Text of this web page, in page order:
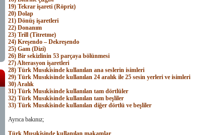
19) Tekrar işareti (Röpriz)
20) Dolap
21) Dönüş işaretleri
22) Donanım
23) Trill (Titretme)
24) Kreşendo – Dekreşendo
25) Gam (Dizi)
26) Bir sekizlinin 53 parçaya bölünmesi
27) Alterasyon işaretleri
28) Türk Musıkîsinde kullanılan ana seslerin isimleri
29) Türk Musıkisinde kullanılan 24 aralık ile 25 sesin yerleri ve isimleri
30) Aralık
31) Türk Musıkîsinde kullanılan tam dörtlüler
32) Türk Musıkîsinde kullanılan tam beşliler
33) Türk Musıkîsinde kullanılan diğer dörtlü ve beşliler
Ayrıca bakınız;
Türk Musıkîsinde kullanılan makamlar